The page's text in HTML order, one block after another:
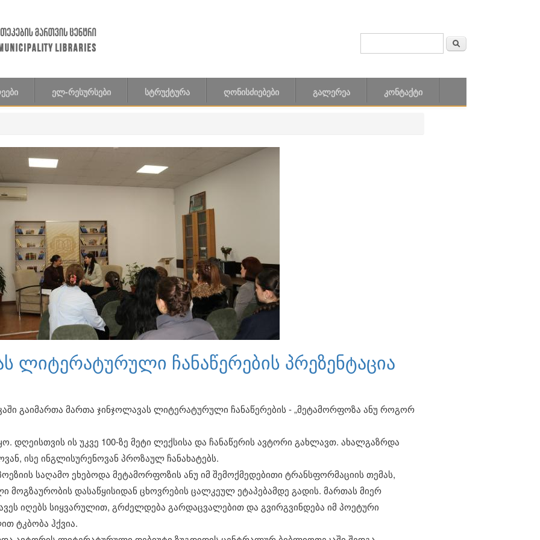
SEARCH FORM
ᲔᲚ-ᲠᲔᲡᲣᲠᲡᲔᲑᲘ ᲡᲢᲠᲣᲥᲢᲣᲠᲐ ᲦᲝᲜᲘᲡᲫᲘᲔᲑᲔᲑᲘ ᲒᲐᲚᲔᲠᲔᲐ ᲙᲝᲜᲢᲐᲥᲢᲘ
ლიტერატურული ჩანაწერების პრეზენტაცია
გაიმართა მართა ჯინჯოლავას ლიტერატურული ჩანაწერების - „მეტამორფოზა ანუ როგორ
დღეისთვის ის უკვე 100-ზე მეტი ლექსისა და ჩანაწერის ავტორი გახლავთ. ახალგაზრდა
ისე ინგლისურენოვან პროზაულ ჩანახატებს.
საღამო ეხებოდა მეტამორფოზის ანუ იმ შემოქმედებითი ტრანსფორმაციის თემას,
დასაწყისიდან ცხოვრების ცალკეულ ეტაპებამდე გადის. მართას მიერ
იღებს სიყვარულით, გრძელდება გარდაცვალებით და გვირგვინდება იმ პოეტური
ტკბობა ჰქვია.